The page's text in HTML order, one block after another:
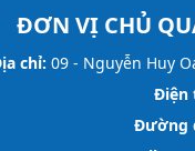
ĐƠN VỊ CHỦ
chỉ: 09 - Nguyễn Huy
Điện
Đường